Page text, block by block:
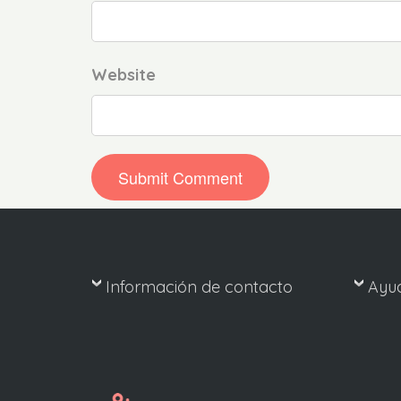
Website
Información de contacto